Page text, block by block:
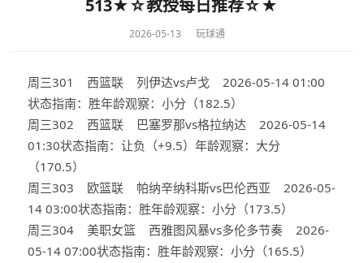
513★☆教授每日推荐☆★
2026-05-13 玩球通
周三301 西篮联 列伊达vs卢戈 2026-05-14 01:00
状态指南：胜年龄观察：小分（182.5）
周三302 西篮联 巴塞罗那vs格拉纳达 2026-05-14
01:30状态指南：让负（+9.5）年龄观察：大分
（170.5）
周三303 欧篮联 帕纳辛纳科斯vs巴伦西亚 2026-05-
14 03:00状态指南：胜年龄观察：小分（173.5）
周三304 美职女篮 西雅图风暴vs多伦多节奏 2026-
05-14 07:00状态指南：胜年龄观察：小分（165.5）